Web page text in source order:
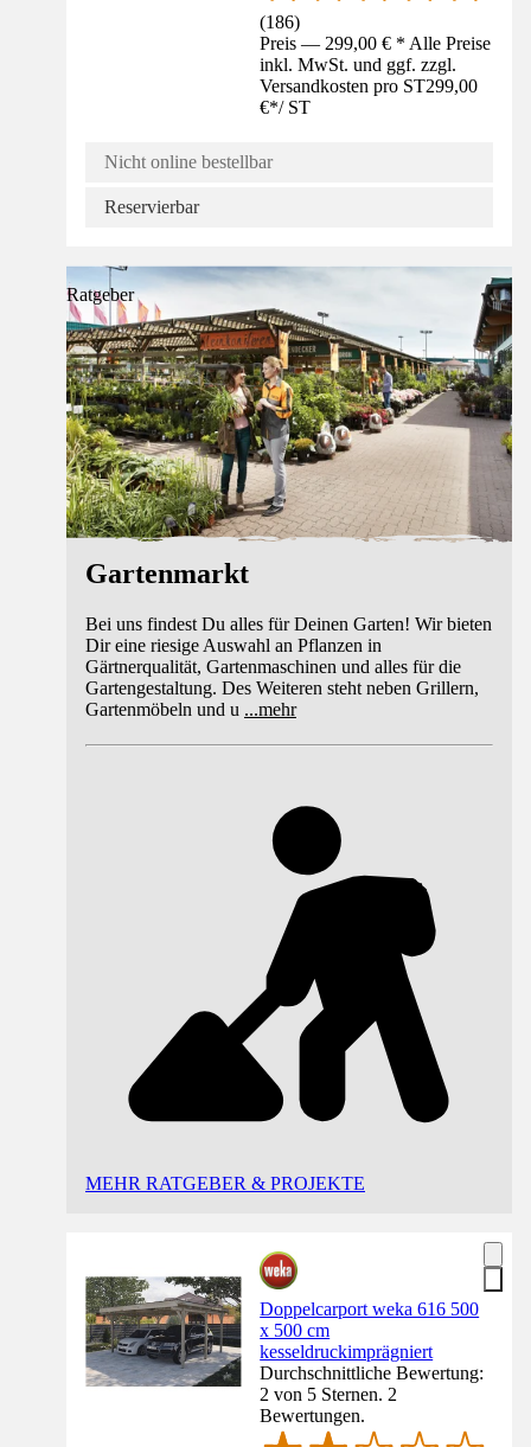
(186)
Preis — 299,00 € * Alle Preise
inkl. MwSt. und ggf. zzgl.
Versandkosten pro ST299,00
€*/ ST
Nicht online bestellbar
Reservierbar
Ratgeber
Gartenmarkt
Bei uns findest Du alles für Deinen Garten! Wir bieten
Dir eine riesige Auswahl an Pflanzen in
Gärtnerqualität, Gartenmaschinen und alles für die
Gartengestaltung. Des Weiteren steht neben Grillern,
Gartenmöbeln und u ...mehr
MEHR RATGEBER & PROJEKTE
Doppelcarport weka 616 500
x 500 cm
kesseldruckimprägniert
Durchschnittliche Bewertung:
2 von 5 Sternen. 2
Bewertungen.